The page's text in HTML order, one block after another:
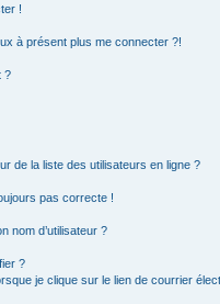
!
à présent plus me connecter ?!
?
de la liste des utilisateurs en ligne ?
pas correcte !
nom d’utilisateur ?
?
je clique sur le lien de courrier